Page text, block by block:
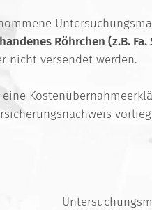
Röhrchen (z.B.
nicht versendet werden.